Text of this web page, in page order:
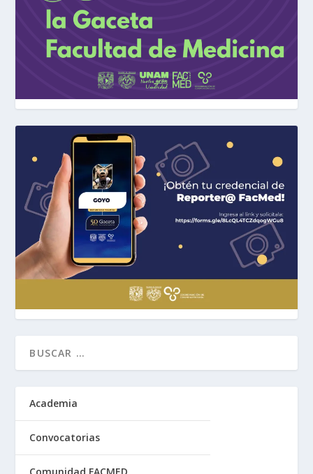
Academia
Convocatorias
Comunidad FACMED